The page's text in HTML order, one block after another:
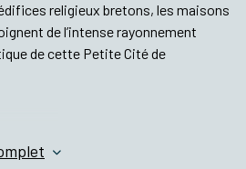
religieux bretons, les maisons
de l’intense rayonnement
de cette Petite Cité de